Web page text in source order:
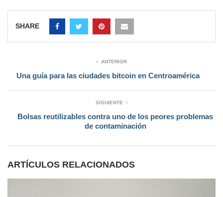
SHARE
ANTERIOR
Una guía para las ciudades bitcoin en Centroamérica
SIGUIENTE
Bolsas reutilizables contra uno de los peores problemas
de contaminación
ARTÍCULOS RELACIONADOS